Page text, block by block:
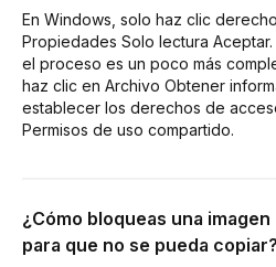
En Windows, solo haz clic
Propiedades Solo lectura Aceptar.
el proceso es un poco más
haz clic en Archivo Obtener
establecer los derechos de
Permisos de uso compartido.
¿Cómo bloqueas una imagen
para que no se pueda copiar?